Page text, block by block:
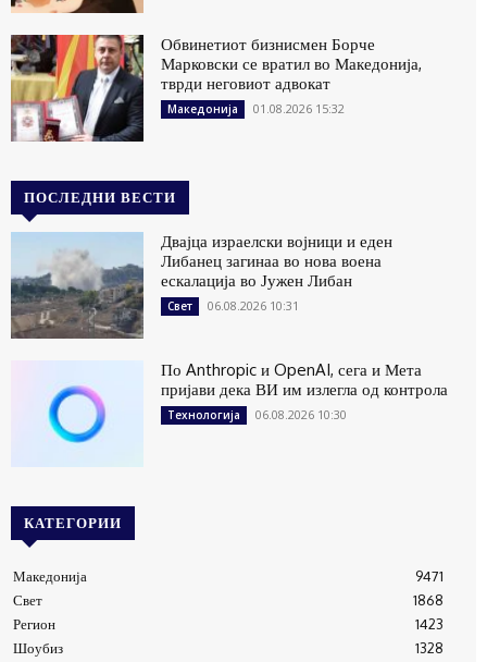
Обвинетиот бизнисмен Борче
Марковски се вратил во Македонија,
тврди неговиот адвокат
Македонија 01.08.2026 15:32
ПОСЛЕДНИ ВЕСТИ
Двајца израелски војници и еден
Либанец загинаа во нова воена
ескалација во Јужен Либан
Свет 06.08.2026 10:31
По Anthropic и OpenAI, сега и Мета
пријави дека ВИ им излегла од контрола
Технологија 06.08.2026 10:30
КАТЕГОРИИ
Македонија
9471
Свет
1868
Регион
1423
Шоубиз
1328